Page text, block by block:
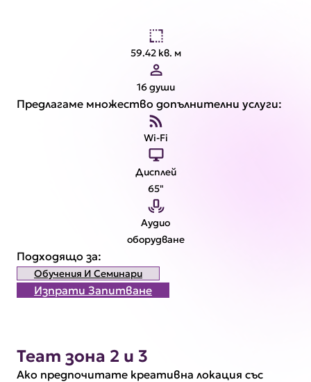
59.42 кв. м
16 души
Предлагаме множество допълнителни услуги:
Wi-Fi
Дисплей
65"
Аудио
оборудване
Подходящо за:
Обучения И Семинари
Изпрати Запитване
Team зона 2 и 3
Ако предпочитате креативна локация със